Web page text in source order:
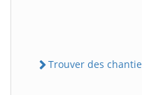
Trouver des